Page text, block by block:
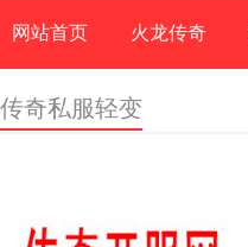
网站首页 火龙传奇
传奇私服轻变